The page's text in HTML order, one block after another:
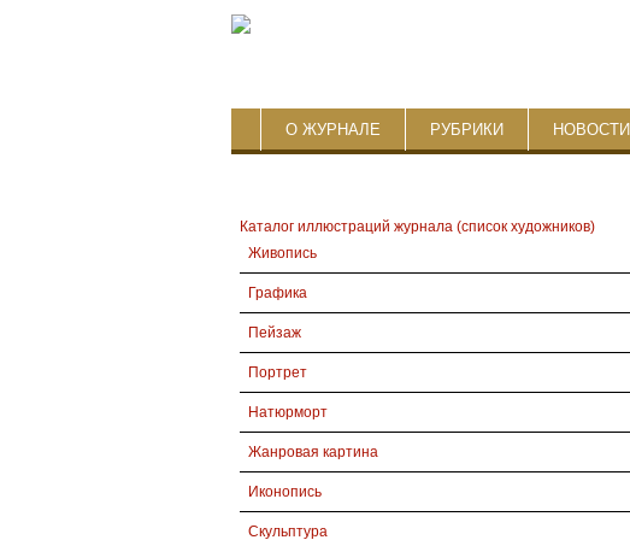
О ЖУРНАЛЕ РУБРИКИ НОВОСТИ
Каталог иллюстраций журнала (список художников)
Живопись
Графика
Пейзаж
Портрет
Натюрморт
Жанровая картина
Иконопись
Скульптура